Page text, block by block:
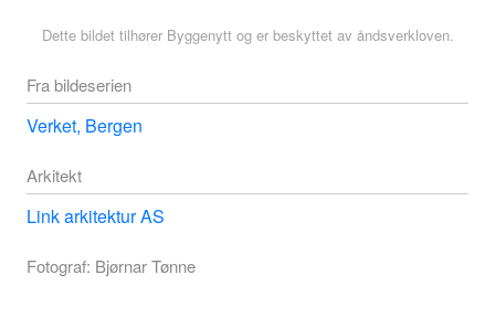
Dette bildet tilhører Byggenytt og er beskyttet av åndsverkloven.
Fra bildeserien
Verket, Bergen
Arkitekt
Link arkitektur AS
Fotograf: Bjørnar Tønne